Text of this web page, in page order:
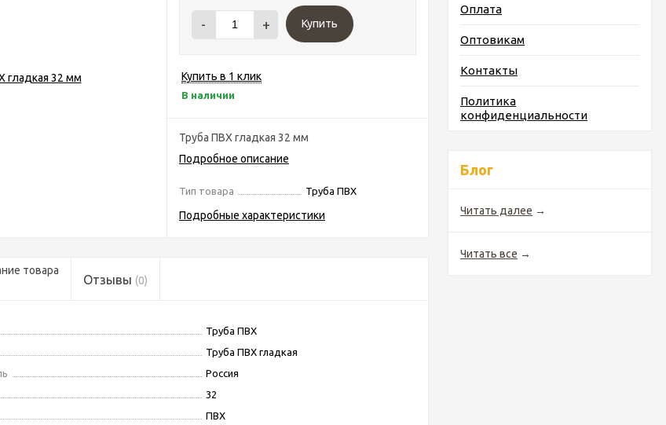
Оплата
Оптовикам
Контакты
Политика
конфиденциальности
Блог
Читать далее →
Читать все →
- + Купить
Купить в 1 клик
В наличии
Труба ПВХ гладкая 32 мм
Подробное описание
Тип товара Труба ПВХ
Подробные характеристики
товара
Отзывы (0)
Труба ПВХ
Труба ПВХ гладкая
Россия
32
ПВХ